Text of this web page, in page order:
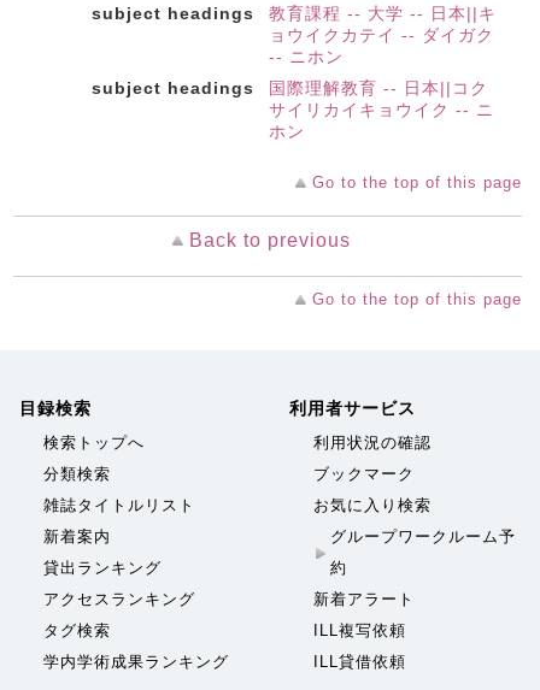
subject headings
教育課程 -- 大学 -- 日本||キ
ョウイクカテイ -- ダイガク
-- ニホン
subject headings
国際理解教育 -- 日本||コク
サイリカイキョウイク -- ニ
ホン
Go to the top of this page
Back to previous
Go to the top of this page
目録検索
検索トップへ
分類検索
雑誌タイトルリスト
新着案内
貸出ランキング
アクセスランキング
タグ検索
学内学術成果ランキング
利用者サービス
利用状況の確認
ブックマーク
お気に入り検索
グループワークルーム予
約
新着アラート
ILL複写依頼
ILL貸借依頼